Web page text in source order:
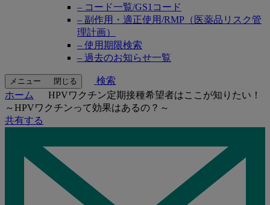
– コード一覧/GS1コード
– 副作用・適正使用/RMP（医薬品リスク管
理計画）
– 使用期限検索
– 過去のお知らせ一覧
メニュー 閉じる
検索
ホーム
HPVワクチン定期接種希望者はここが知りたい！
～HPVワクチンって効果はあるの？～
共有する